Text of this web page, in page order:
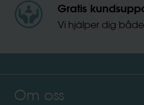
Gratis
Vi hjälper dig
Om oss